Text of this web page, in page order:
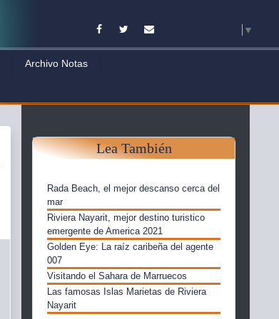
FacebookTwitterContacto ▼
Archivo Notas
Lea También
Rada Beach, el mejor descanso cerca del
mar
Riviera Nayarit, mejor destino turistico
emergente de America 2021
Golden Eye: La raíz caribeña del agente
007
Visitando el Sahara de Marruecos
Las famosas Islas Marietas de Riviera
Nayarit